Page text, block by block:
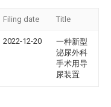
Filing date Title
2022-12-20
一种新型
泌尿外科
手术用导
尿装置